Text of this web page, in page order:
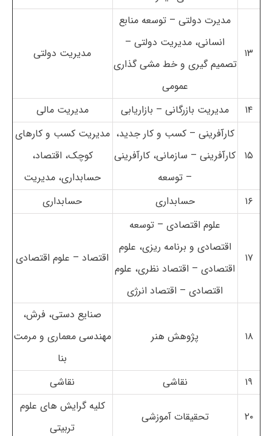
۱۳
مدیرت دولتی – توسعه منابع
انسانی، مدیریت دولتی –
تصمیم گیری و خط مشی گذاری
عمومی
مدیریت دولتی
۱۴ مدیریت بازرگانی – بازاریابی مدیریت مالی
۱۵
کارآفرینی – کسب و کار جدید،
کارآفرینی – سازمانی، کارآفرینی
– توسعه
مدیریت کسب و کارهای
کوچک، اقتصاد،
حسابداری، مدیریت
۱۶
حسابداری حسابداری
۱۷
علوم اقتصادی – توسعه
اقتصادی و برنامه ریزی، علوم
اقتصادی – اقتصاد نظری، علوم
اقتصادی – اقتصاد انرژی
اقتصاد – علوم اقتصادی
۱۸ پژوهش هنر
صنایع دستی، فرش،
مهندسی معماری و مرمت
بنا
۱۹
نقاشی نقاشی
۲۰ تحقیقات آموزشی
کلیه گرایش های علوم
تربیتی